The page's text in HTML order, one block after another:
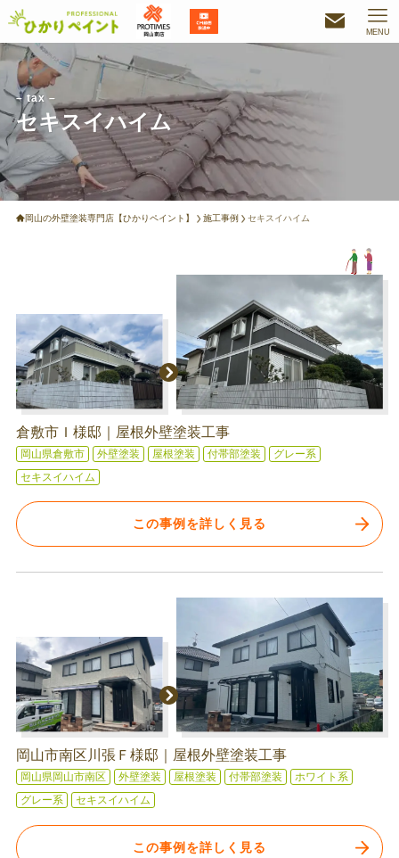
MENU
セキスイハイム
– tax –
岡山の外壁塗装専門店【ひかりペイント】 施工事例 セキスイハイム
倉敷市Ｉ様邸｜屋根外壁塗装工事
岡山県倉敷市 外壁塗装 屋根塗装 付帯部塗装
グレー系
セキスイハイム
この事例を詳しく見る
岡山市南区川張Ｆ様邸｜屋根外壁塗装工事
岡山県岡山市南区 外壁塗装 屋根塗装 付帯部塗装
ホワイト系
グレー系
セキスイハイム
この事例を詳しく見る